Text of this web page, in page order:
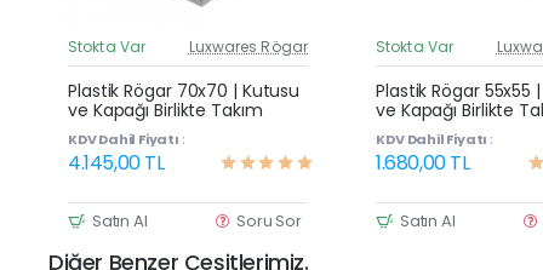
Güncel Fiyat
Yeni Ürün
Stokta Var Luxwares Rögar
Plastik Rögar 70x70 | Kutusu
ve Kapağı Birlikte Takım
KDV Dahil Fiyatı :
4.145,00 TL
Satın Al Soru Sor
Stokta Var
Plastik Rögar 55x55
ve Kapağı Birlikte
KDV Dahil Fiyatı :
1.680,00 TL
Satın Al
Diğer Benzer Çeşitlerimiz.